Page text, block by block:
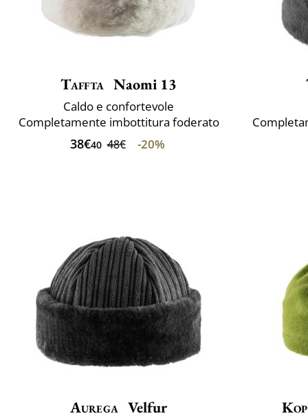
Taffta Naomi 13
Caldo e confortevole
Completamente imbottitura foderato
38€40 48€ -20%
Aurega Velfur